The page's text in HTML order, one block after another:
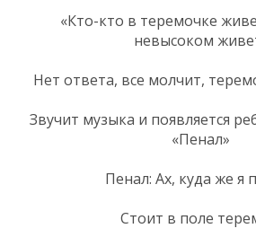
«Кто-кто в теремочке
невысоком
Нет ответа, все молчит,
Звучит музыка и появляется
«Пенал»
Пенал: Ах, куда же я
Стоит в поле